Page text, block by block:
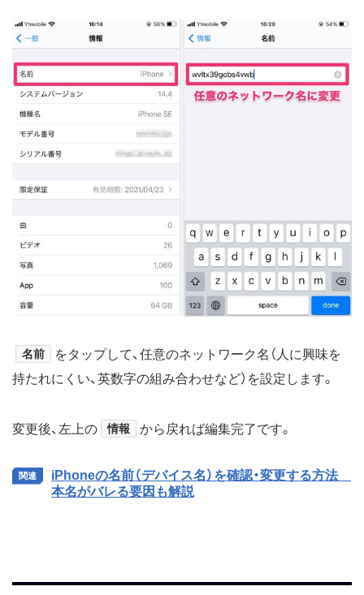
名前
をタップして、任意のネットワーク名（人に興味を
持たれにくい、英数字の組み合わせなど）を設定します。
変更後、左上の 情報 から戻れば編集完了です。
iPhoneの名前（デバイス名）を確認・変更する方法
本名がバレる要因も解説